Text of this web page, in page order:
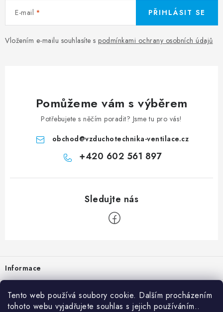
Tento web používá soubory cookie. Dalším procházením
tohoto webu vyjadřujete souhlas s jejich používáním..
E-mail
Vložením e-mailu souhlasíte s podmínkami ochrany osobních údajů
PŘIHLÁSIT SE
Pomůžeme vám s výběrem
Potřebujete s něčím poradit? Jsme tu pro vás!
obchod@vzduchotechnika-ventilace.cz
+420 602 561 897
Informace
Prodejna